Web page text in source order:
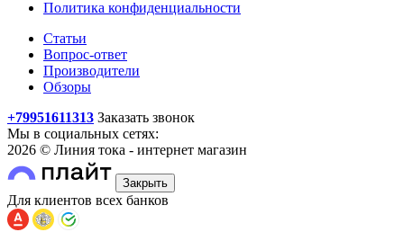
Политика конфиденциальности
Статьи
Вопрос-ответ
Производители
Обзоры
+79951611313 Заказать звонок
Мы в социальных сетях:
2026 © Линия тока - интернет магазин
Закрыть
Для клиентов всех банков